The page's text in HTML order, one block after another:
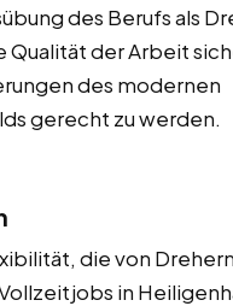
des Berufs als
Qualität der Arbeit
des modernen
gerecht zu werden.
die von
in